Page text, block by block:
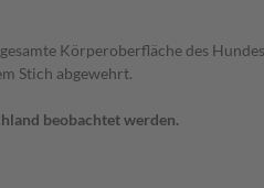
Körperoberfläche des
Stich abgewehrt.
beobachtet werden.